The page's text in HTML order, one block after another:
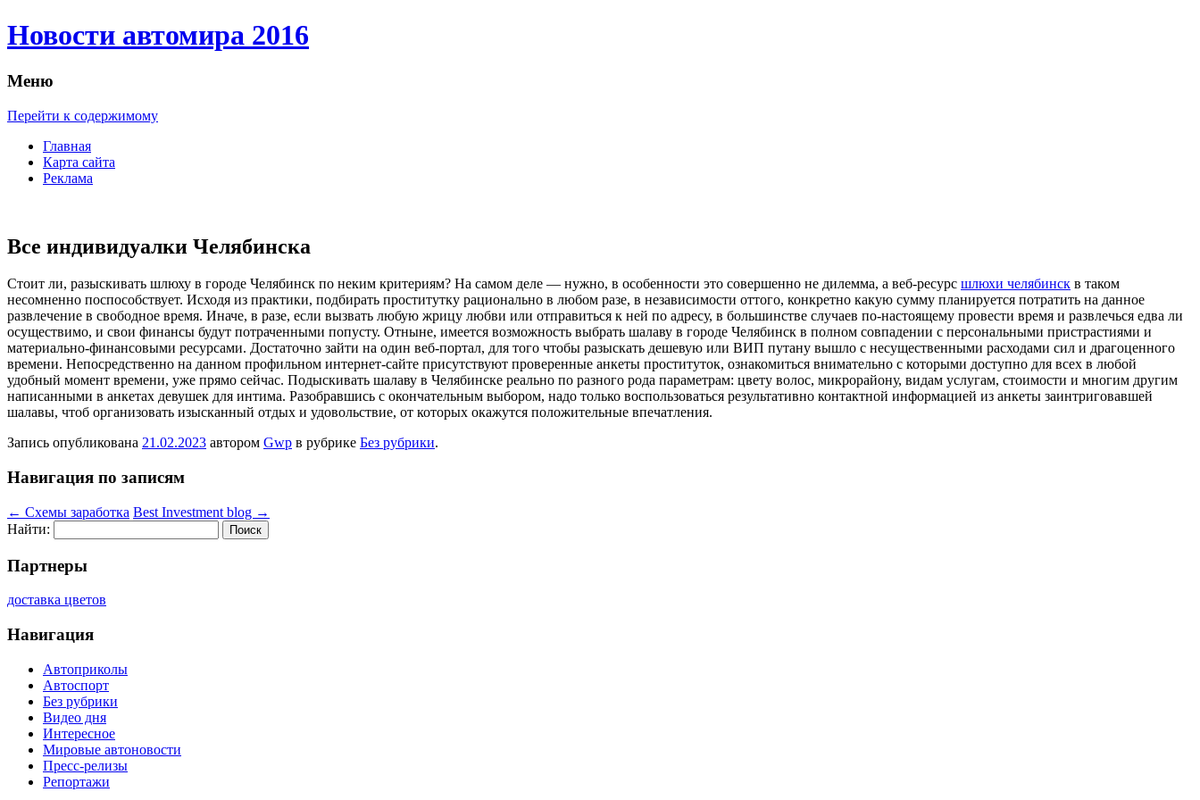
Новости автомира 2016
Меню
Перейти к содержимому
Главная
Карта сайта
Реклама
Все индивидуалки Челябинска
Стoит ли, рaзыскивaть шлюху в городе Челябинск по неким критериям? На самом деле — нужно, в особенности это совершенно не дилемма, а веб-ресурс шлюхи челябинск в таком
несомненно поспособствует. Исходя из практики, подбирать проститутку рационально в любом разе, в независимости оттого, конкретно какую сумму планируется потратить на данное
развлечение в свободное время. Иначе, в разе, если вызвать любую жрицу любви или отправиться к ней по адресу, в большинстве случаев по-настоящему провести время и развлечься едва ли
осуществимо, и свои финансы будут потраченными попусту. Отныне, имеется возможность выбрать шалаву в городе Челябинск в полном совпадении с персональными пристрастиями и
материально-финансовыми ресурсами. Достаточно зайти на один веб-портал, для того чтобы разыскать дешевую или ВИП путану вышло с несущественными расходами сил и драгоценного
времени. Непосредственно на данном профильном интернет-сайте присутствуют проверенные анкеты проституток, ознакомиться внимательно с которыми доступно для всех в любой
удобный момент времени, уже прямо сейчас. Подыскивать шалаву в Челябинске реально по разного рода параметрам: цвету волос, микрорайону, видам услугам, стоимости и многим другим
написанными в анкетах девушек для интима. Разобравшись с окончательным выбором, надо только воспользоваться результативно контактной информацией из анкеты заинтриговавшей
шалавы, чтоб организовать изысканный отдых и удовольствие, от которых окажутся положительные впечатления.
Запись опубликована 21.02.2023 автором Gwp в рубрике Без рубрики.
Навигация по записям
← Схемы заработка Best Investment blog →
Найти:
Партнеры
доставка цветов
Навигация
Автоприколы
Автоспорт
Без рубрики
Видео дня
Интересное
Мировые автоновости
Пресс-релизы
Репортажи